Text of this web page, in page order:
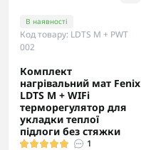
В наявності
Код товару: LDTS M + PWT
002
Комплект
нагрівальний мат Fenix
LDTS М + WIFi
терморегулятор для
укладки теплої
підлоги без стяжки
1